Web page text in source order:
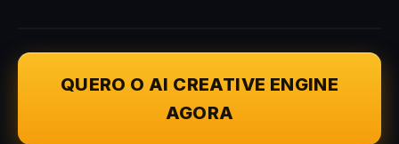
QUERO O AI CREATIVE ENGINE
AGORA